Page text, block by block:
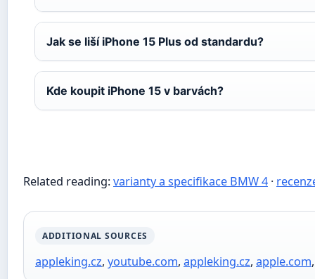
Jak se liší iPhone 15 Plus od standardu?
Kde koupit iPhone 15 v barvách?
Related reading:varianty a specifikace BMW 4 ·
ADDITIONAL SOURCES
appleking.cz, youtube.com, appleking.cz, apple.com